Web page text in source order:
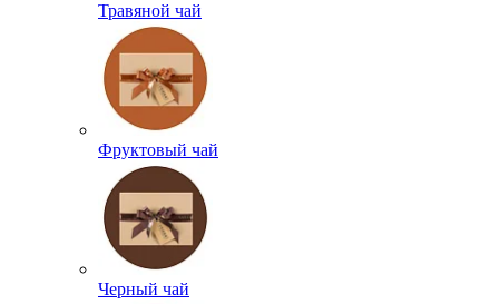
Травяной чай
Фруктовый чай
Черный чай